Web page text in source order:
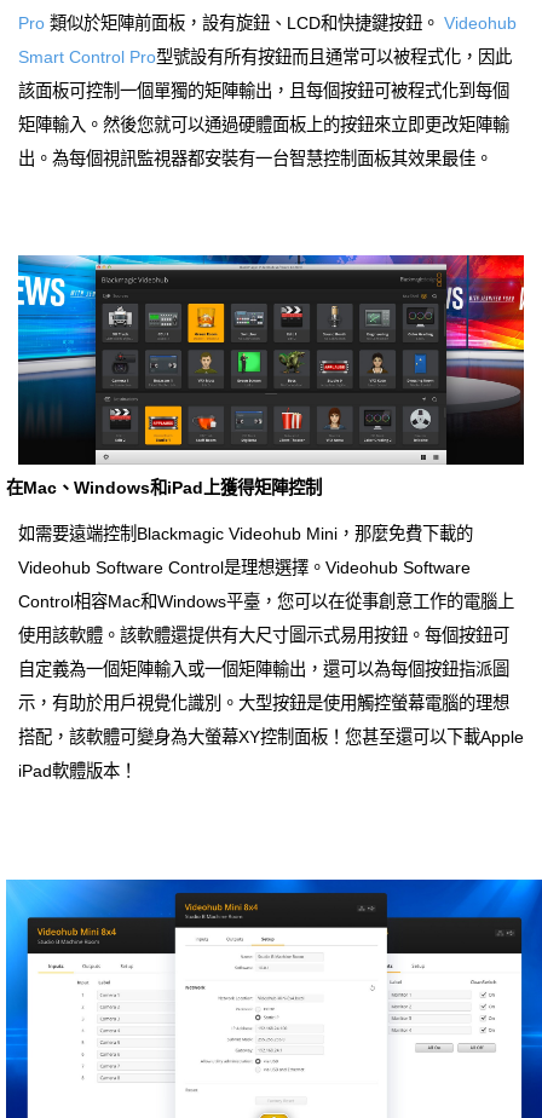
Pro 類似於矩陣前面板，設有旋鈕、LCD和快捷鍵按鈕。 Videohub
Smart Control Pro型號設有所有按鈕而且通常可以被程式化，因此
該面板可控制一個單獨的矩陣輸出，且每個按鈕可被程式化到每個
矩陣輸入。然後您就可以通過硬體面板上的按鈕來立即更改矩陣輸
出。為每個視訊監視器都安裝有一台智慧控制面板其效果最佳。
在Mac、Windows和iPad上獲得矩陣控制
如需要遠端控制Blackmagic Videohub Mini，那麼免費下載的
Videohub Software Control是理想選擇。Videohub Software
Control相容Mac和Windows平臺，您可以在從事創意工作的電腦上
使用該軟體。該軟體還提供有大尺寸圖示式易用按鈕。每個按鈕可
自定義為一個矩陣輸入或一個矩陣輸出，還可以為每個按鈕指派圖
示，有助於用戶視覺化識別。大型按鈕是使用觸控螢幕電腦的理想
搭配，該軟體可變身為大螢幕XY控制面板！您甚至還可以下載Apple
iPad軟體版本！